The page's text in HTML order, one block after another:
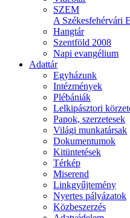
SZEM
A Székesfehérvári
Hangtár
Szentföld 2008
Napi evangélium
Adattár
Egyházunk
Intézmények
Plébániák
Lelkipásztori
Papok, szerzetesek
Világi munkatársak
Dokumentumok
Kitüntetések
Térkép
Miserend
Linkgyűjtemény
Nyertes pályázatok
Közbeszerzés